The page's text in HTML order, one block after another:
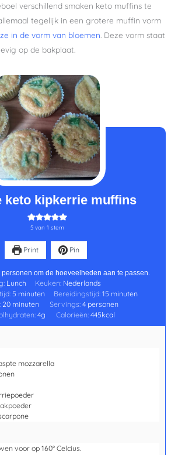
verschillend smaken keto muffins te
tegelijk in een grotere muffin vorm
in de vorm van bloemen. Deze vorm staat
op de bakplaat.
keto kipkerrie muffins
5 van 1 stem
Print Pin
personen om de hoeveelheden aan te passen.
Lunch Keuken: Nederlands
5
minuten
minuten Bereidingstijd: 15 minuten
20
minuten
minuten Servings: 4 personen
4g Calorieën: 445kcal
mozzarella
voor op 160° Celcius.